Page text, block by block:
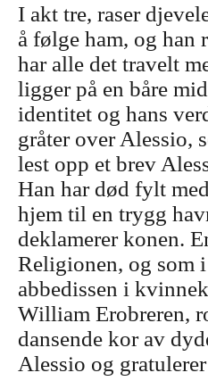
I akt tre, raser
å følge ham, og han
har alle det travelt
ligger på en båre
identitet og hans
gråter over Alessio,
lest opp et brev
Han har død fylt
hjem til en trygg
deklamerer konen.
Religionen, og som
abbedissen i
William Erobreren,
dansende kor av
Alessio og